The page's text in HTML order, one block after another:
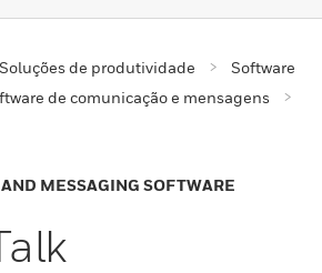
Soluções de produtividade
Software
de comunicação e mensagens
MESSAGING SOFTWARE